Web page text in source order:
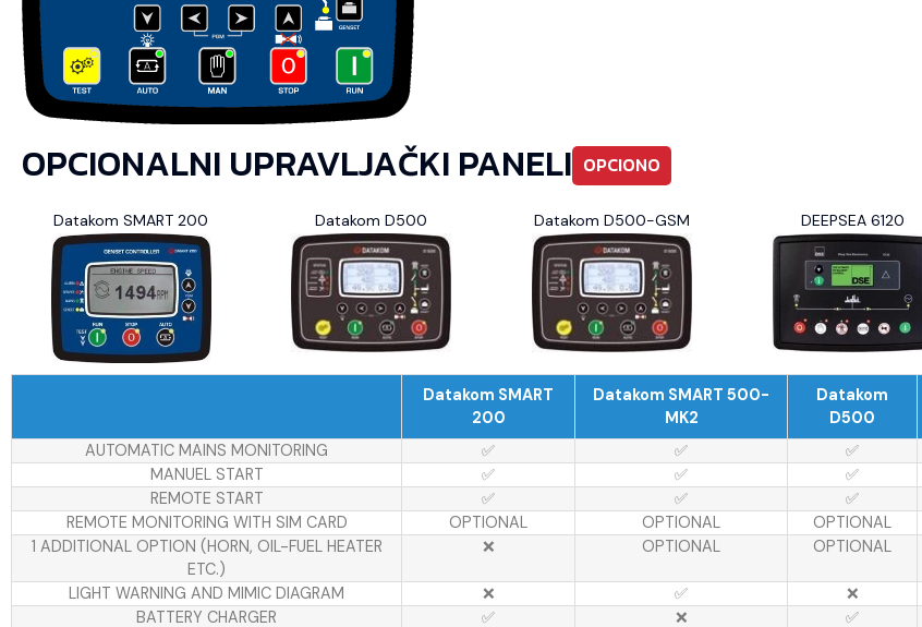
OPCIONALNI UPRAVLJAČKI PANELI OPCIONO
Datakom SMART 200 Datakom D500 Datakom D500-GSM DEEPSEA 6120
Datakom SMART
200
Datakom SMART 500-
MK2
Datakom
D500
AUTOMATIC MAINS MONITORING
✅ ✅ ✅
MANUEL START
✅ ✅ ✅
REMOTE START
✅ ✅ ✅
REMOTE MONITORING WITH SIM CARD
OPTIONAL OPTIONAL OPTIONAL
1 ADDITIONAL OPTION (HORN, OIL-FUEL HEATER
ETC.)
❌ OPTIONAL OPTIONAL
LIGHT WARNING AND MIMIC DIAGRAM ❌ ✅ ❌
BATTERY CHARGER
✅ ❌ ✅